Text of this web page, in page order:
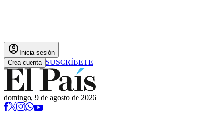
account_circle Inicia sesión
Crea cuenta SUSCRÍBETE
domingo, 9 de agosto de 2026